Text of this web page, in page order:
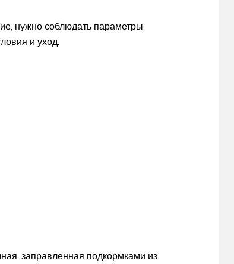
нужно соблюдать параметры
и уход.
заправленная подкормками из